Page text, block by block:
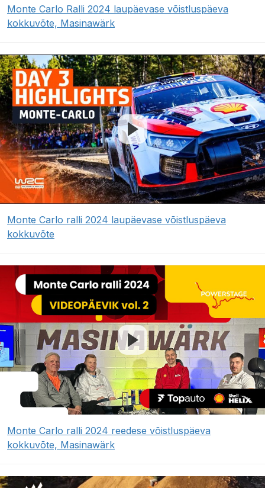
Monte Carlo Ralli 2024 laupäevase võistluspäeva
kokkuvõte, Masinawärk
Monte Carlo ralli 2024 laupäevase võistluspäeva
kokkuvõte
Monte Carlo ralli 2024 reedese võistluspäeva
kokkuvõte, Masinawärk